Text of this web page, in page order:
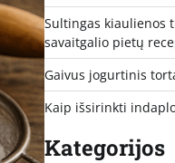
Sultingas kiaulienos
savaitgalio pietų
Gaivus jogurtinis
Kaip išsirinkti
Kategorijos